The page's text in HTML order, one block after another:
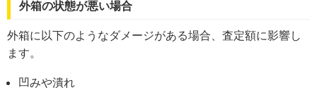
外箱の状態が悪い場合
外箱に以下のようなダメージがある場合、査定額に影響し
ます。
凹みや潰れ